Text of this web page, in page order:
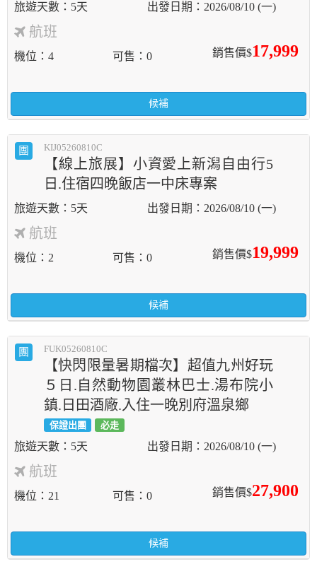
5天 2026/08/10 (一)
航班
銷售價$17,999
機位 4 可售 0
候補
團 KIJ05260810C
【線上旅展】小資愛上新潟自由行5
日.住宿四晚飯店一中床專案
5天 2026/08/10 (一)
航班
銷售價$19,999
機位 2 可售 0
候補
團 FUK05260810C
【快閃限量暑期檔次】超值九州好玩
５日.自然動物園叢林巴士.湯布院小
鎮.日田酒廠.入住一晚別府溫泉鄉
保證出團 必走
5天 2026/08/10 (一)
航班
銷售價$27,900
機位 21 可售 0
候補